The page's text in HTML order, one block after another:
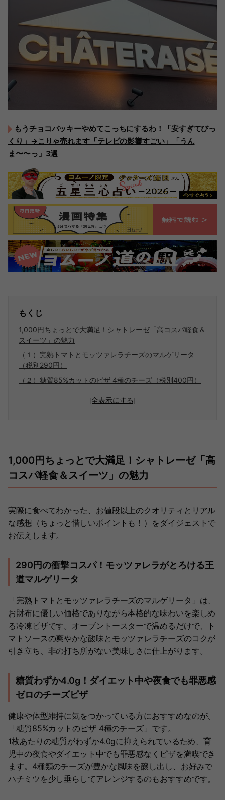
もうチョコバッキーやめてこっちにするわ！「安すぎてびっ
くり」→こりゃ売れます「テレビの影響すごい」「うん
ま〜〜っ」3選
もくじ
1,000円ちょっとで大満足！シャトレーゼ「高コスパ軽食＆
スイーツ」の魅力
（１）完熟トマトとモッツァレラチーズのマルゲリータ
（税別290円）
（２）糖質85%カットのピザ 4種のチーズ（税別400円）
[全表示にする]
1,000円ちょっとで大満足！シャトレーゼ「高
コスパ軽食＆スイーツ」の魅力
実際に食べてわかった、お値段以上のクオリティとリアル
な感想（ちょっと惜しいポイントも！）をダイジェストで
お伝えします。
290円の衝撃コスパ！モッツァレラがとろける王
道マルゲリータ
「完熟トマトとモッツァレラチーズのマルゲリータ」は、
お財布に優しい価格でありながら本格的な味わいを楽しめ
る冷凍ピザです。オーブントースターで温めるだけで、ト
マトソースの爽やかな酸味とモッツァレラチーズのコクが
引き立ち、非の打ち所がない美味しさに仕上がります。
糖質わずか4.0g！ダイエット中や夜食でも罪悪感
ゼロのチーズピザ
健康や体型維持に気をつかっている方におすすめなのが、
「糖質85%カットのピザ 4種のチーズ」です。
1枚あたりの糖質がわずか4.0gに抑えられているため、育
児中の夜食やダイエット中でも罪悪感なくピザを満喫でき
ます。4種類のチーズが豊かな風味を醸し出し、お好みで
ハチミツを少し垂らしてアレンジするのもおすすめです。